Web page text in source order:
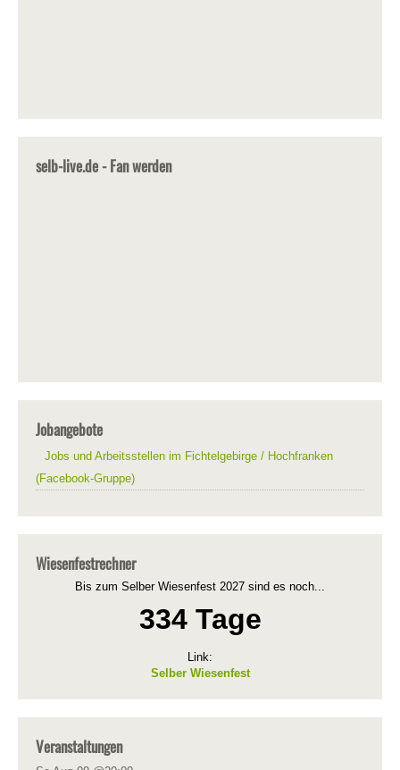
selb-live.de - Fan werden
Jobangebote
Jobs und Arbeitsstellen im Fichtelgebirge / Hochfranken
(Facebook-Gruppe)
Wiesenfestrechner
Bis zum Selber Wiesenfest 2027 sind es noch...
334 Tage
Link:
Selber Wiesenfest
Veranstaltungen